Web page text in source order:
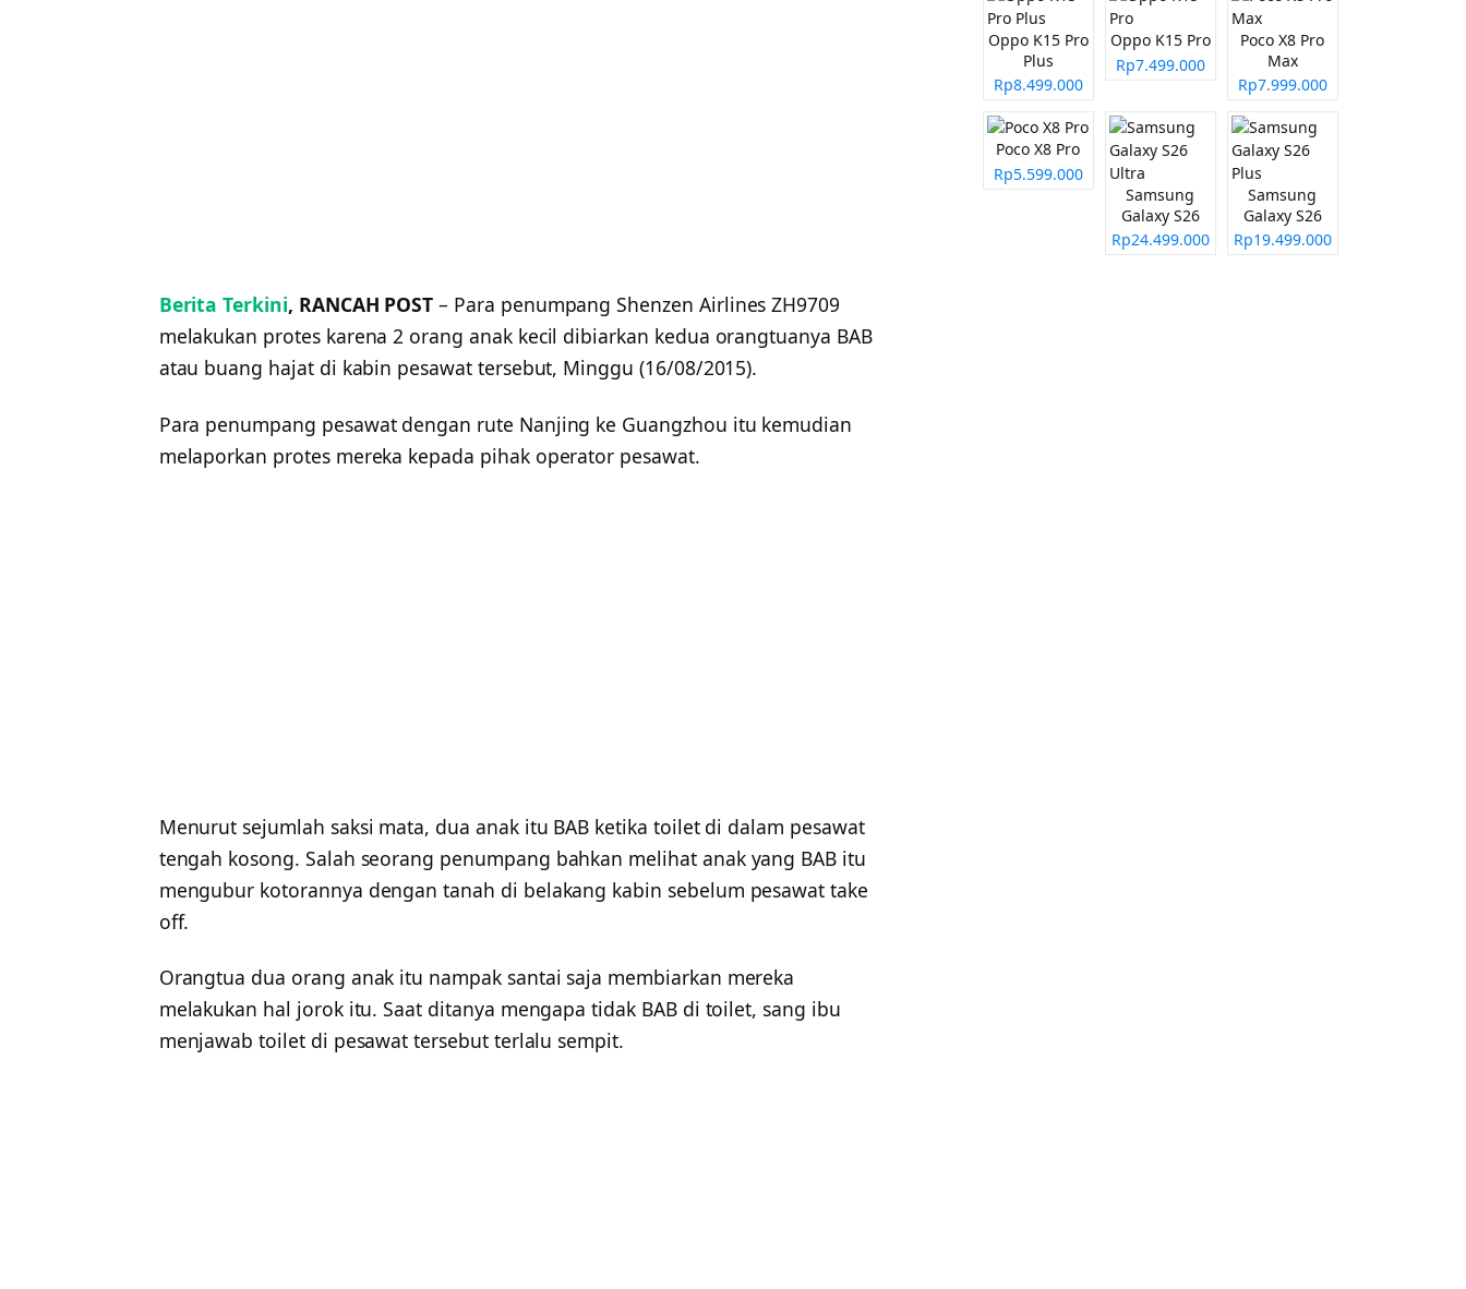
Berita Terkini, RANCAH POST – Para penumpang Shenzen Airlines ZH9709
melakukan protes karena 2 orang anak kecil dibiarkan kedua orangtuanya BAB
atau buang hajat di kabin pesawat tersebut, Minggu (16/08/2015).
Para penumpang pesawat dengan rute Nanjing ke Guangzhou itu kemudian
melaporkan protes mereka kepada pihak operator pesawat.
Menurut sejumlah saksi mata, dua anak itu BAB ketika toilet di dalam pesawat
tengah kosong. Salah seorang penumpang bahkan melihat anak yang BAB itu
mengubur kotorannya dengan tanah di belakang kabin sebelum pesawat take
off.
Orangtua dua orang anak itu nampak santai saja membiarkan mereka
melakukan hal jorok itu. Saat ditanya mengapa tidak BAB di toilet, sang ibu
menjawab toilet di pesawat tersebut terlalu sempit.
Oppo K15 Pro
Plus
Rp8.499.000
Oppo K15 Pro
Rp7.499.000
Poco X8 Pro
Max
Rp7.999.000
Poco X8 Pro
Rp5.599.000
Samsung
Galaxy S26
Ultra
Rp24.499.000
Samsung
Galaxy S26
Plus
Rp19.499.000